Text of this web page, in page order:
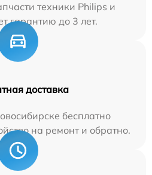
техники Philips и
гарантию до 3 лет.
доставка
бесплатно
на ремонт и обратно.